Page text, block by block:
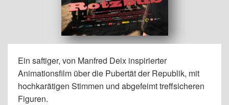
Ein saftiger, von Manfred Deix inspirierter
Animationsfilm über die Pubertät der Republik, mit
hochkarätigen Stimmen und abgefeimt treffsicheren
Figuren.